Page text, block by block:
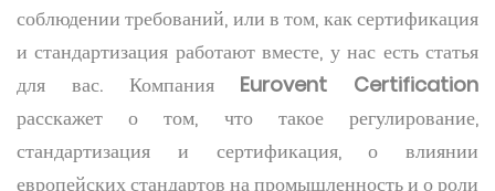
соблюдении требований, или в том, как сертификация
и стандартизация работают вместе, у нас есть статья
для вас. Компания Eurovent Certification
расскажет о том, что такое регулирование,
стандартизация и сертификация, о влиянии
европейских стандартов на промышленность и о роли